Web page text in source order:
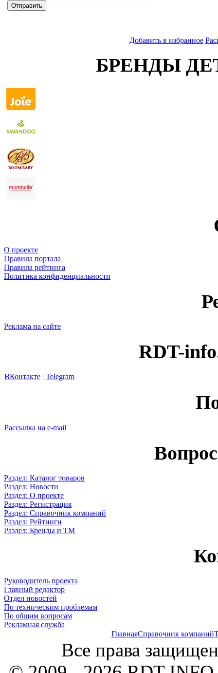
Отправить
Добавить в избранное
БРЕНДЫ
О проекте
Правила портала
Правила рейтинга
Политика конфиденциальности
Реклама на сайте
RDT-
ВКонтакте | Telegram
Рассылка на e-mail
Раздел: Каталог товаров
Раздел: Новости
Раздел: О проекте
Раздел: Регистрация
Раздел: Справочник компаний
Раздел: Рейтинги
Раздел: Бренды и ТМ
Руководитель проекта
Главный редактор
Отдел новостей
По техническим проблемам
По общим вопросам
Рекламная служба
ГлавнаяСправочник компаний
Все права